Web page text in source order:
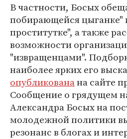
В частности, Босых
побирающейся цыганке"
проститутке", а также
возможности
"извращенцами".
наиболее ярких его
опубликованана сайте
Сообщение о грядущем
Александра Босых на
молодежной политики
резонанс в блогах и